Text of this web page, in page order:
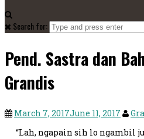
Search for:
Pend. Sastra dan
Grandis
March 7, 2017June 11, 2017
“Lah, ngapain sih lo ngambil